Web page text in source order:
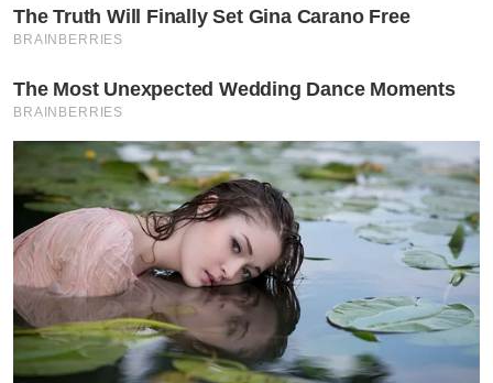
The Truth Will Finally Set Gina Carano Free
BRAINBERRIES
The Most Unexpected Wedding Dance Moments
BRAINBERRIES